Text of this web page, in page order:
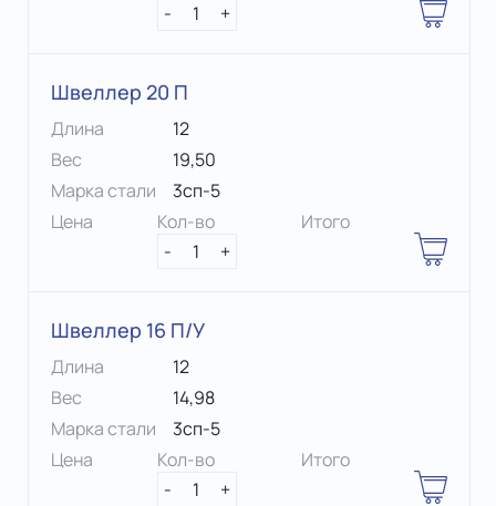
-
1 +
Швеллер 20 П
Длина
12
Вес
19,50
Марка стали
3сп-5
Цена
Кол-во
-
1 +
Итого
Швеллер 16 П/У
Длина
12
Вес
14,98
Марка стали
3сп-5
Цена
Кол-во
-
1 +
Итого